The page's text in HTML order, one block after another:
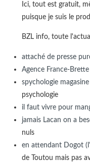
Ici, tout est gratuit,
puisque je suis le
BZL info, toute
attaché de presse
Agence France-Brette
spychologie magasine
psychologie
il faut vivre pour
jamais Lacan on a
nuls
en attendant Dogot
de Toutou mais pas